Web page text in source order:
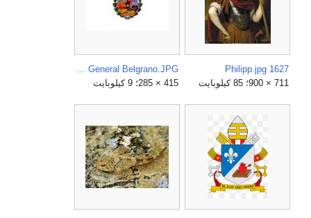
1627 Philipp.jpg
711 × 900؛ 85 كيلوبايت
415 × 285؛ 9 كيلوبايت